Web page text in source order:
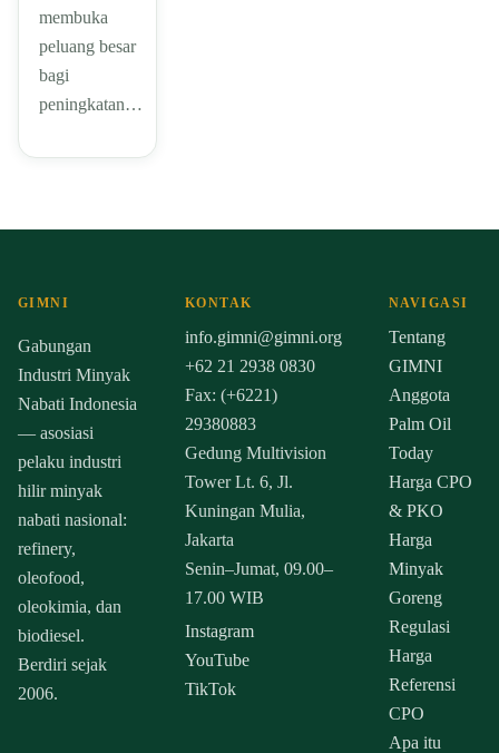
membuka
peluang besar
bagi
peningkatan…
GIMNI
Gabungan
Industri Minyak
Nabati Indonesia
— asosiasi
pelaku industri
hilir minyak
nabati nasional:
refinery,
oleofood,
oleokimia, dan
biodiesel.
Berdiri sejak
2006.
KONTAK
info.gimni@gimni.org
+62 21 2938 0830
Fax: (+6221)
29380883
Gedung Multivision
Tower Lt. 6, Jl.
Kuningan Mulia,
Jakarta
Senin–Jumat, 09.00–
17.00 WIB
Instagram
YouTube
TikTok
NAVIGASI
Tentang
GIMNI
Anggota
Palm Oil
Today
Harga CPO
& PKO
Harga
Minyak
Goreng
Regulasi
Harga
Referensi
CPO
Apa itu